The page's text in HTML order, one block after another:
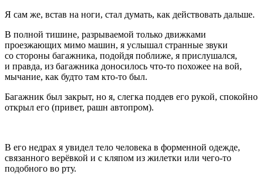
Я сам же, встав на ноги, стал думать, как действовать дальше.
В полной тишине, разрываемой только движками
проезжающих мимо машин, я услышал странные звуки
со стороны багажника, подойдя поближе, я прислушался,
и правда, из багажника доносилось что-то похожее на вой,
мычание, как будто там кто-то был.
Багажник был закрыт, но я, слегка поддев его рукой, спокойно
открыл его (привет, рашн автопром).
В его недрах я увидел тело человека в форменной одежде,
связанного верёвкой и с кляпом из жилетки или чего-то
подобного во рту.